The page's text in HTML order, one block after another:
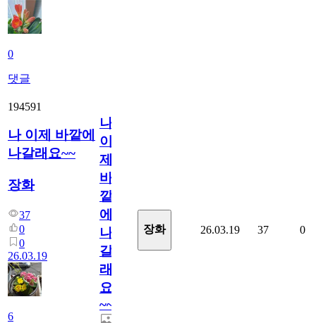
0
댓글
194591
나 이제 바깥에
나갈래요~~
장화
37
0
0
26.03.19
6
나
이
제
바
깥
에
나
갈
래
요
~~
장화 26.03.19 37 0